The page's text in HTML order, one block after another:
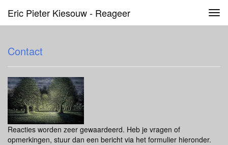
Eric Pieter Kiesouw - Reageer
Contact
Reacties worden zeer gewaardeerd. Heb je vragen of
opmerkingen, stuur dan een bericht via het formulier hieronder.